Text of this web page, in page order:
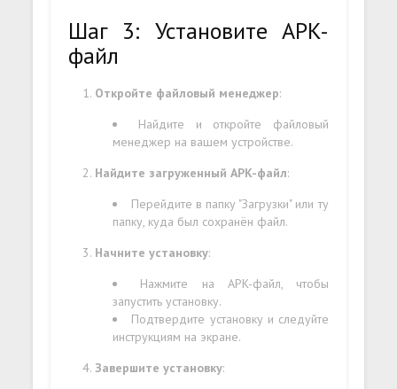
Шаг 3: Установите APK-
файл
Откройте файловый менеджер:
Найдите и откройте файловый
менеджер на вашем устройстве.
Найдите загруженный APK-файл:
Перейдите в папку "Загрузки" или ту
папку, куда был сохранён файл.
Начните установку:
Нажмите на APK-файл, чтобы
запустить установку.
Подтвердите установку и следуйте
инструкциям на экране.
Завершите установку: